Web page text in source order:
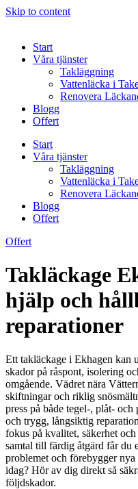
Skip to content
Start
Våra tjänster
Takläggning
Vattenläcka i
Renovera
Blogg
Offert
Start
Våra tjänster
Takläggning
Vattenläcka i
Renovera
Blogg
Offert
Offert
Takläckage
hjälp och
reparationer
Ett takläckage i Ekhagen kan
skador på råspont, isolering
omgående. Vädret nära
skiftningar och riklig
press på både tegel-, plåt-
och trygg, långsiktig
fokus på kvalitet, säkerhet
samtal till färdig åtgärd får du
problemet och förebygger
idag? Hör av dig direkt så
följdskador.